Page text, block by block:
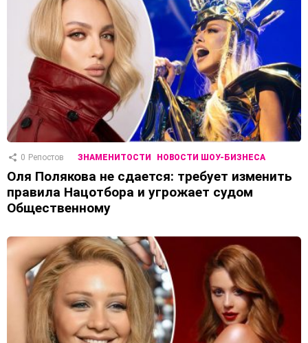
0 Репостов ЗНАМЕНИТОСТИ НОВОСТИ ШОУ-БИЗНЕСА
Оля Полякова не сдается: требует изменить
правила Нацотбора и угрожает судом
Общественному